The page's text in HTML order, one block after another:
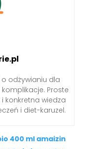
odżywianiu dla
Proste
konkretna wiedza
i diet-karuzel.
400 ml amaizin